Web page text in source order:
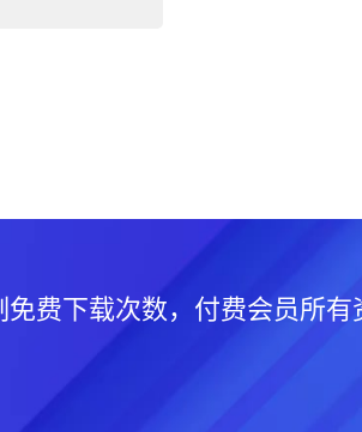
费下载次数，付费会员所有